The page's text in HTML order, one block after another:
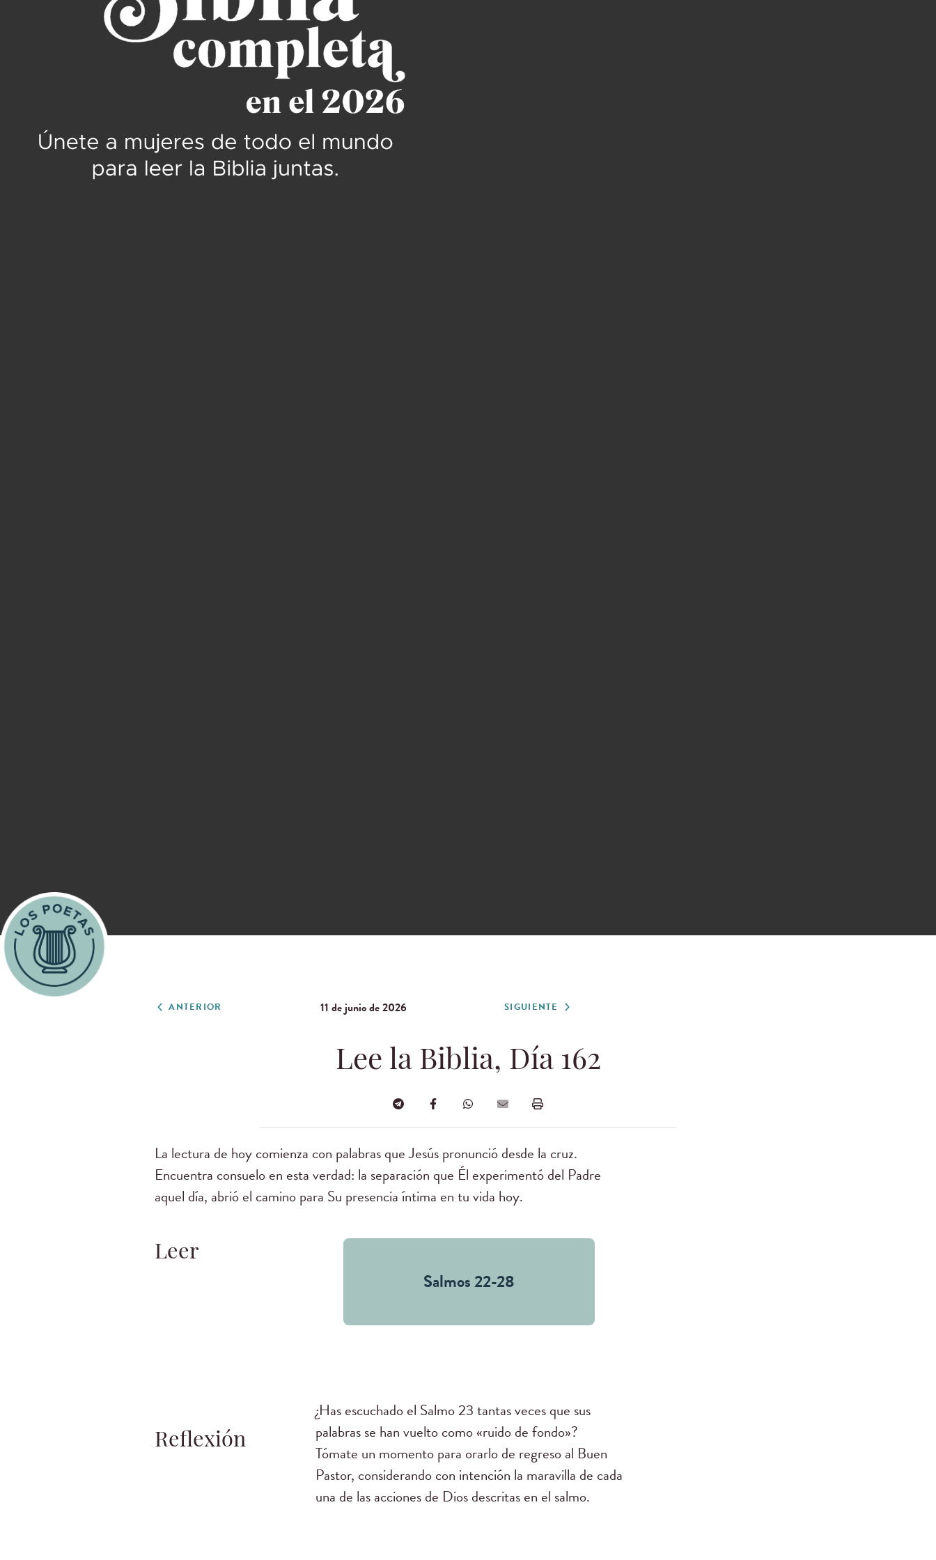
ANTERIOR 11 de junio de 2026 SIGUIENTE
Lee la Biblia, Día 162
La lectura de hoy comienza con palabras que Jesús pronunció desde la cruz.
Encuentra consuelo en esta verdad: la separación que Él experimentó del Padre
aquel día, abrió el camino para Su presencia íntima en tu vida hoy.
Leer
Salmos 22-28
Reflexión
¿Has escuchado el Salmo 23 tantas veces que sus
palabras se han vuelto como «ruido de fondo»?
Tómate un momento para orarlo de regreso al Buen
Pastor, considerando con intención la maravilla de cada
una de las acciones de Dios descritas en el salmo.